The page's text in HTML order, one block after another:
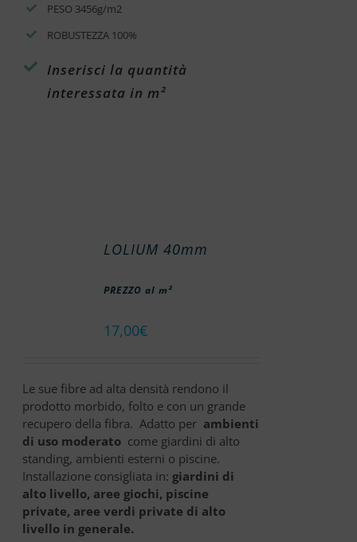
PESO 3456g/m2
ROBUSTEZZA 100%
Inserisci la quantità
interessata in m²
LOLIUM 40mm
PREZZO al m²
17,00€
Le sue fibre ad alta densità rendono il
prodotto morbido, folto e con un grande
recupero della fibra. Adatto per ambienti
di uso moderato come giardini di alto
standing, ambienti esterni o piscine.
Installazione consigliata in: giardini di
alto livello, aree giochi, piscine
private, aree verdi private di alto
livello in generale.